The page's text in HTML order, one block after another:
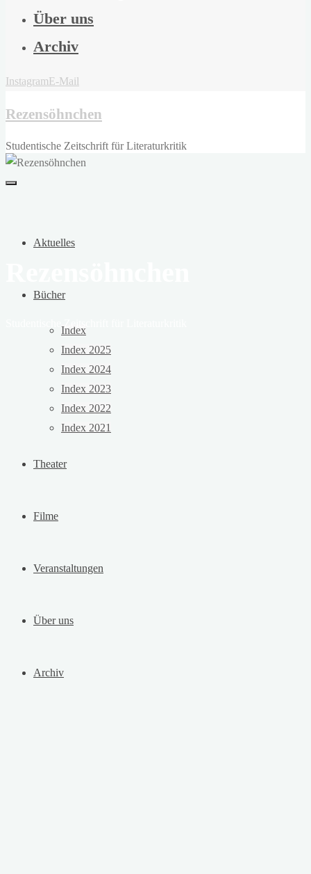
Über uns
Archiv
InstagramE-Mail
Rezensöhnchen
Studentische Zeitschrift für Literaturkritik
Aktuelles
Bücher
Index
Index 2025
Index 2024
Index 2023
Index 2022
Index 2021
Theater
Filme
Veranstaltungen
Über uns
Archiv